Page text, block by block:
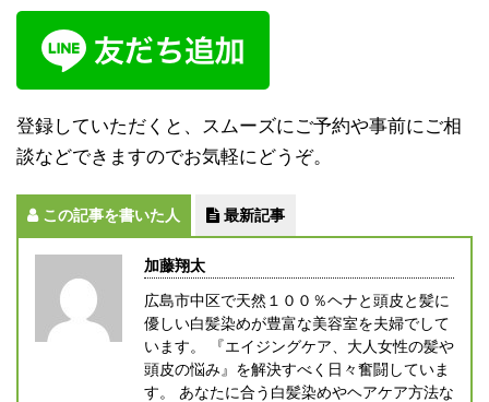
登録していただくと、スムーズにご予約や事前にご相
談などできますのでお気軽にどうぞ。
この記事を書いた人 最新記事
加藤翔太
広島市中区で天然１００％ヘナと頭皮と髪に
優しい白髪染めが豊富な美容室を夫婦でして
います。 『エイジングケア、大人女性の髪や
頭皮の悩み』を解決すべく日々奮闘していま
す。 あなたに合う白髪染めやヘアケア方法な